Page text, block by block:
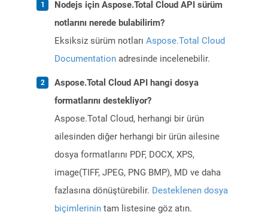
Nodejs için Aspose.Total Cloud API sürüm
notlarını nerede bulabilirim?
Eksiksiz sürüm notları Aspose.Total Cloud
Documentation adresinde incelenebilir.
Aspose.Total Cloud API hangi dosya
formatlarını destekliyor?
Aspose.Total Cloud, herhangi bir ürün
ailesinden diğer herhangi bir ürün ailesine
dosya formatlarını PDF, DOCX, XPS,
image(TIFF, JPEG, PNG BMP), MD ve daha
fazlasına dönüştürebilir. Desteklenen dosya
biçimlerinin tam listesine göz atın.